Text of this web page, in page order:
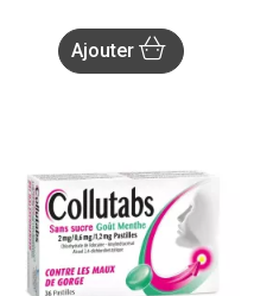
Ajouter